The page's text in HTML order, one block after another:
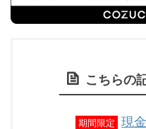
こちらの
期間限定
現